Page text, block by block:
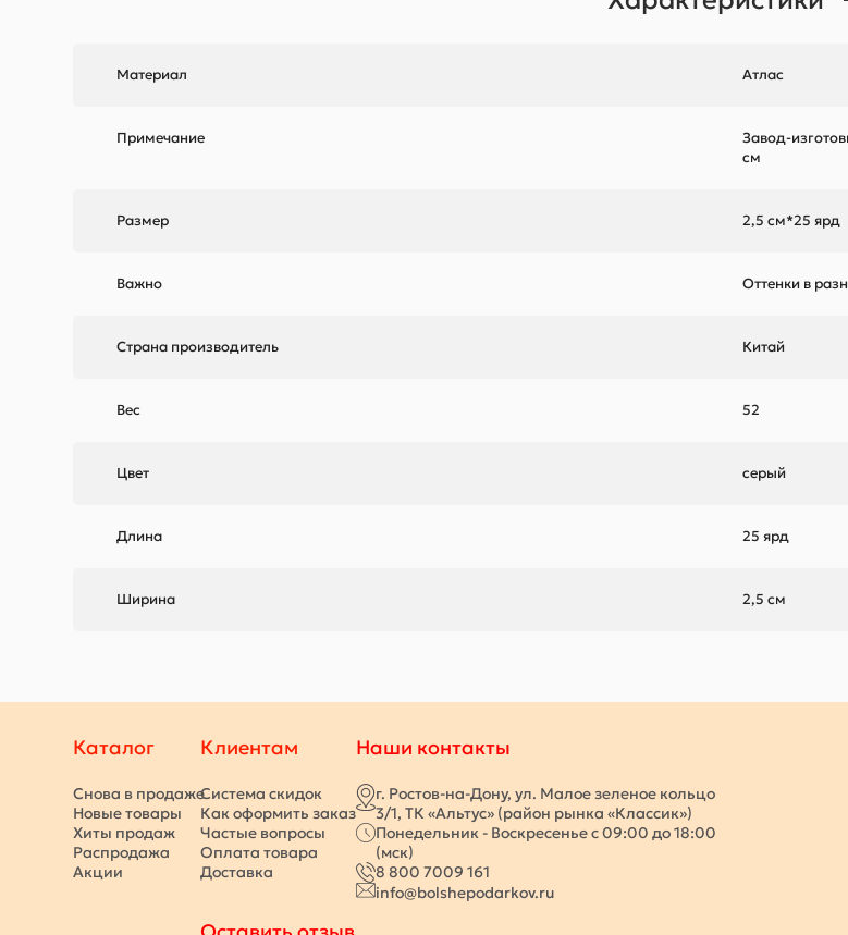
Материал Атлас
Примечание
Завод-
см
Размер 2,5 см*25 ярд
Важно Оттенки в
Страна производитель Китай
Вес 52
Цвет серый
Длина 25 ярд
Ширина 2,5 см
Каталог
Снова в продаже
Новые товары
Хиты продаж
Распродажа
Акции
Клиентам
Система скидок
Как оформить заказ
Частые вопросы
Оплата товара
Доставка
Наши контакты
г. Ростов-на-Дону, ул. Малое зеленое кольцо
3/1, ТК «Альтус» (район рынка «Классик»)
Понедельник - Воскресенье с 09:00 до 18:00
(мск)
8 800 7009 161
info@bolshepodarkov.ru